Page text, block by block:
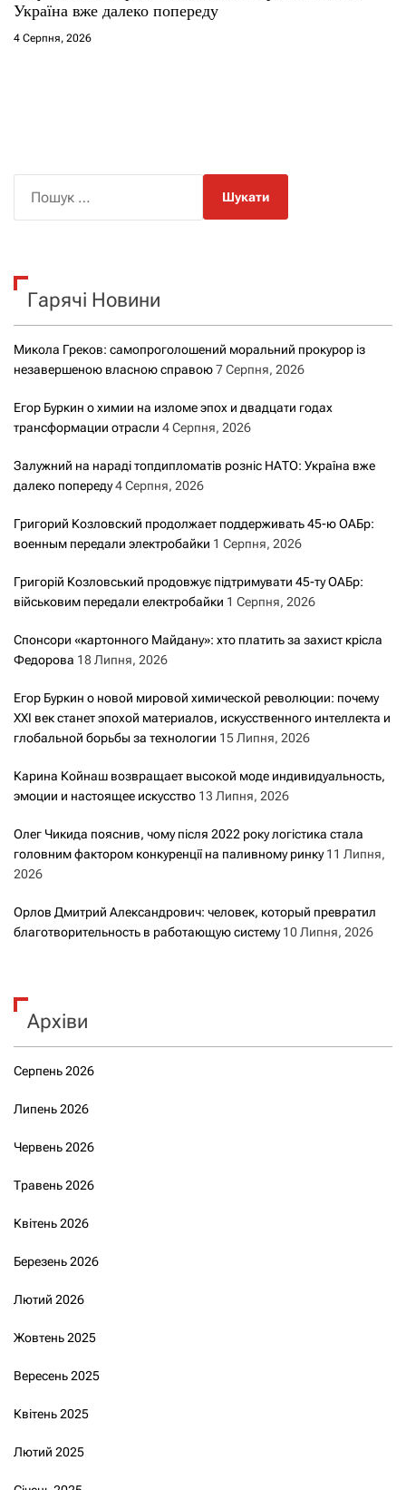
Україна вже далеко попереду
4 Серпня, 2026
к
Гарячі Новини
Микола Греков: самопроголошений моральний прокурор із
незавершеною власною справою7 Серпня, 2026
Егор Буркин о химии на изломе эпох и двадцати годах
трансформации отрасли 4 Серпня, 2026
Залужний на нараді топдипломатів розніс НАТО: Україна вже
далеко попереду4 Серпня, 2026
Григорий Козловский продолжает поддерживать 45-ю ОАБр:
военным передали электробайки 1 Серпня, 2026
Григорій Козловський продовжує підтримувати 45-ту ОАБр:
військовим передали електробайки 1 Серпня, 2026
Спонсори «картонного Майдану»: хто платить за захист крісла
Федорова 18 Липня, 2026
Егор Буркин о новой мировой химической революции: почему
XXI век станет эпохой материалов, искусственного интеллекта и
глобальной борьбы за технологии 15 Липня, 2026
Карина Койнаш возвращает высокой моде индивидуальность,
эмоции и настоящее искусство 13 Липня, 2026
Олег Чикида пояснив, чому після 2022 року логістика стала
головним фактором конкуренції на паливному ринку 11 Липня,
2026
Орлов Дмитрий Александрович: человек, который превратил
благотворительность в работающую систему 10 Липня, 2026
Архіви
Серпень 2026
Липень 2026
Червень 2026
Травень 2026
Квітень 2026
Березень 2026
Лютий 2026
Жовтень 2025
Вересень 2025
Квітень 2025
Лютий 2025